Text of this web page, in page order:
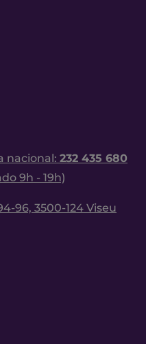
nacional: 232 435 680
9h - 19h)
96, 3500-124 Viseu